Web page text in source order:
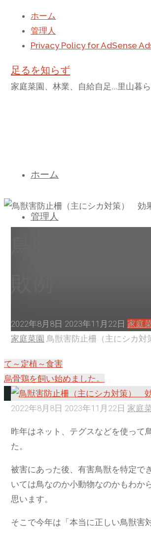
ホーム
管理人
Privacy Policy for AdSense
足るを知らず
家庭菜園、林業、自給自足...里山暮
ン
ホーム
管理人
2022年8月8日 2023年11月22日 家庭
ホ
ム
家庭菜園 鳥獣害防止柵（主にシカ
て～定植～食害
烏骨鶏を飼い始めました。
2022年8月8日 2023年11月22日 家庭
昨年はネット、テグスなどを使って
た。
被害にあった後、有害鳥獣を特定で
いては鳥なのか小動物なのかもわか
思います。
そこで今年は「本当に正しい鳥獣害